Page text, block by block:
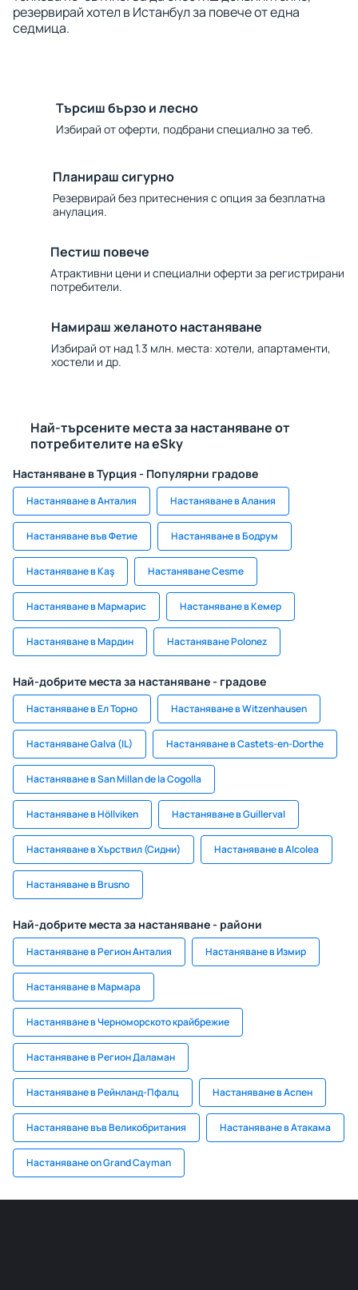
резервирай хотел в Истанбул за повече от една
седмица.
Търсиш бързо и лесно
Избирай от оферти, подбрани специално за теб.
Планираш сигурно
Резервирай без притеснения с опция за безплатна
анулация.
Пестиш повече
Атрактивни цени и специални оферти за регистрирани
потребители.
Намираш желаното настаняване
Избирай от над 1.3 млн. места: хотели, апартаменти,
хостели и др.
Най-търсените места за настаняване от
потребителите на eSky
Настаняване в Турция - Популярни градове
Настаняване в Анталия Настаняване в Алания
Настаняване във Фетие Настаняване в Бодрум
Настаняване в Kaş Настаняване Cesme
Настаняване в Мармарис Настаняване в Кемер
Настаняване в Мардин Настаняване Polonez
Най-добрите места за настаняване - градове
Настаняване в Ел Торно Настаняване в Witzenhausen
Настаняване Galva (IL) Настаняване в Castets-en-Dorthe
Настаняване в San Millan de la Cogolla
Настаняване в Höllviken Настаняване в Guillerval
Настаняване в Хърствил (Сидни) Настаняване в Alcolea
Настаняване в Brusno
Най-добрите места за настаняване - райони
Настаняване в Регион Анталия Настаняване в Измир
Настаняване в Мармара
Настаняване в Черноморското крайбрежие
Настаняване в Регион Даламан
Настаняване в Рейнланд-Пфалц Настаняване в Аспен
Настаняване във Великобритания Настаняване в Атакама
Настаняване on Grand Cayman